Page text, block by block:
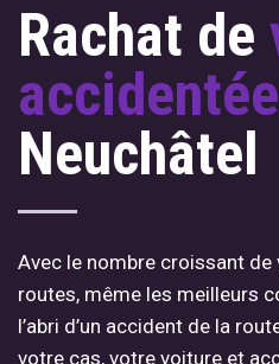
Rachat de
Neuchâtel
Avec le nombre croissant
routes, même les meilleurs
l’abri d’un accident de la
votre cas, votre voiture et